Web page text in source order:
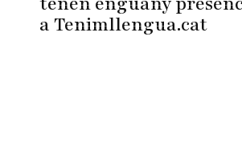
a Tenimllengua.cat